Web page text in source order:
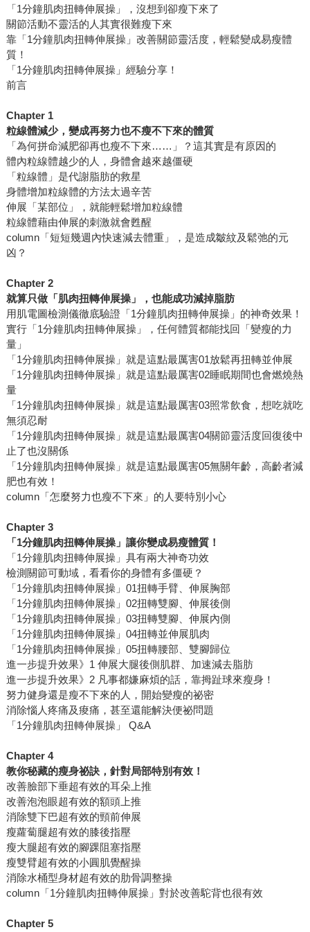
「1分鐘肌肉扭轉伸展操」，沒想到卻瘦下來了
關節活動不靈活的人其實很難瘦下來
靠「1分鐘肌肉扭轉伸展操」改善關節靈活度，輕鬆變成易瘦體
質！
「1分鐘肌肉扭轉伸展操」經驗分享！
前言
Chapter 1
粒線體減少，變成再努力也不瘦不下來的體質
「為何拼命減肥卻再也瘦不下來……」？這其實是有原因的
體內粒線體越少的人，身體會越來越僵硬
「粒線體」是代謝脂肪的救星
身體增加粒線體的方法太過辛苦
伸展「某部位」，就能輕鬆增加粒線體
粒線體藉由伸展的刺激就會甦醒
column「短短幾週內快速減去體重」，是造成皺紋及鬆弛的元
凶？
Chapter 2
就算只做「肌肉扭轉伸展操」，也能成功減掉脂肪
用肌電圖檢測儀徹底驗證「1分鐘肌肉扭轉伸展操」的神奇效果！
實行「1分鐘肌肉扭轉伸展操」，任何體質都能找回「變瘦的力
量」
「1分鐘肌肉扭轉伸展操」就是這點最厲害01放鬆再扭轉並伸展
「1分鐘肌肉扭轉伸展操」就是這點最厲害02睡眠期間也會燃燒熱
量
「1分鐘肌肉扭轉伸展操」就是這點最厲害03照常飲食，想吃就吃
無須忍耐
「1分鐘肌肉扭轉伸展操」就是這點最厲害04關節靈活度回復後中
止了也沒關係
「1分鐘肌肉扭轉伸展操」就是這點最厲害05無關年齡，高齡者減
肥也有效！
column「怎麼努力也瘦不下來」的人要特別小心
Chapter 3
「1分鐘肌肉扭轉伸展操」讓你變成易瘦體質！
「1分鐘肌肉扭轉伸展操」具有兩大神奇功效
檢測關節可動域，看看你的身體有多僵硬？
「1分鐘肌肉扭轉伸展操」01扭轉手臂、伸展胸部
「1分鐘肌肉扭轉伸展操」02扭轉雙腳、伸展後側
「1分鐘肌肉扭轉伸展操」03扭轉雙腳、伸展內側
「1分鐘肌肉扭轉伸展操」04扭轉並伸展肌肉
「1分鐘肌肉扭轉伸展操」05扭轉腰部、雙腳歸位
進一步提升效果》1 伸展大腿後側肌群、加速減去脂肪
進一步提升效果》2 凡事都嫌麻煩的話，靠拇趾球來瘦身！
努力健身還是瘦不下來的人，開始變瘦的祕密
消除惱人疼痛及痠痛，甚至還能解決便祕問題
「1分鐘肌肉扭轉伸展操」 Q&A
Chapter 4
教你秘藏的瘦身祕訣，針對局部特別有效！
改善臉部下垂超有效的耳朵上推
改善泡泡眼超有效的額頭上推
消除雙下巴超有效的頸前伸展
瘦蘿蔔腿超有效的膝後指壓
瘦大腿超有效的腳踝阻塞指壓
瘦雙臂超有效的小圓肌覺醒操
消除水桶型身材超有效的肋骨調整操
column「1分鐘肌肉扭轉伸展操」對於改善駝背也很有效
Chapter 5